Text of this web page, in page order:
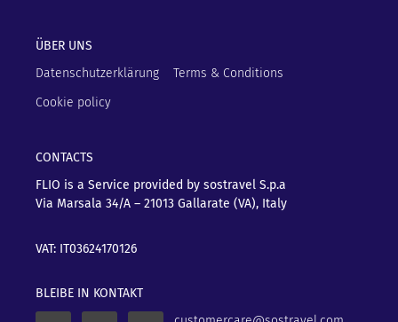
ÜBER UNS
Datenschutzerklärung
Terms & Conditions
Cookie policy
CONTACTS
FLIO is a Service provided by sostravel S.p.a
Via Marsala 34/A – 21013 Gallarate (VA), Italy
VAT: IT03624170126
BLEIBE IN KONTAKT